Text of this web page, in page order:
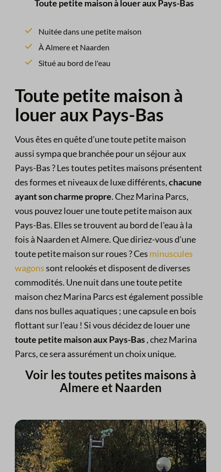
Toute petite maison à louer aux Pays-Bas
Nuitée dans une petite maison
À Almere et Naarden
Situé au bord de l'eau
Toute petite maison à
louer aux Pays-Bas
Vous êtes en quête d'une toute petite maison
aussi sympa que branchée pour un séjour aux
Pays-Bas ? Les toutes petites maisons présentent
des formes et niveaux de luxe différents,chacune
ayant son charme propre. Chez Marina Parcs,
vous pouvez louer une toute petite maison aux
Pays-Bas. Elles se trouvent au bord de l'eau à la
fois à Naarden et Almere. Que diriez-vous d'une
toute petite maison sur roues ? Ces minuscules
wagonssont relookés et disposent de diverses
commodités. Une nuit dans une toute petite
maison chez Marina Parcs est également possible
dans nos bulles aquatiques ; une capsule en bois
flottant sur l'eau ! Si vous décidez de louer une
toute petite maison aux Pays-Bas, chez Marina
Parcs, ce sera assurément un choix unique.
Voir les toutes petites maisons à
Almere et Naarden